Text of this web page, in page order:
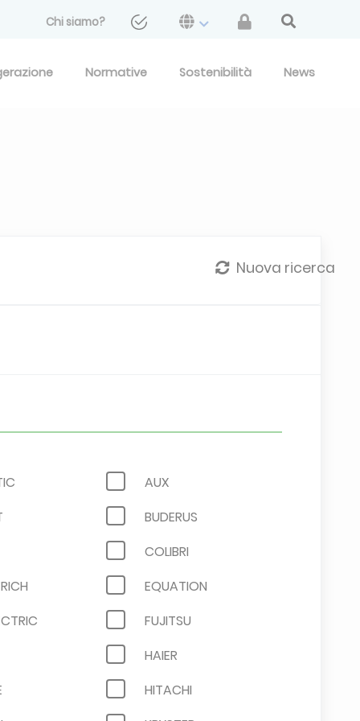
Chi siamo?
Normative Sostenibilità News
Nuova ricerca
AUX
BUDERUS
COLIBRI
EQUATION
FUJITSU
HAIER
HITACHI